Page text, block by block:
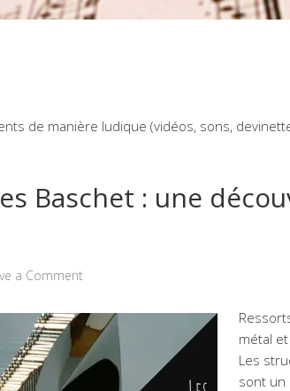
de manière ludique (vidéos, sons,
Baschet : une
a Comment
métal
Les
sont un